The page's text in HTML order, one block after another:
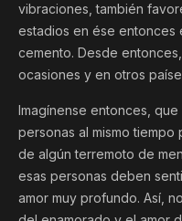
vibraciones, también
estadios en ése entonces
cemento. Desde
ocasiones y en otros
Imagínense entonces,
personas al mismo tiempo
de algún terremoto de
esas personas deben
amor muy profundo. Así,